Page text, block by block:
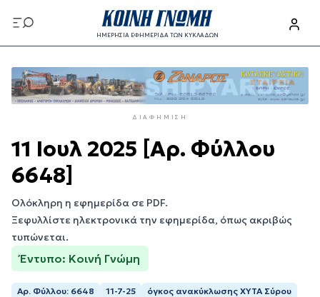
προς
το
περιεχόμενο
ΗΜΕΡΗΣΙΑ ΕΦΗΜΕΡΙΔΑ ΤΩΝ ΚΥΚΛΑΔΩΝ
προς
το
κυρίως
ΔΙΑΦΉΜΙΣΗ
11 Ιουλ 2025 [Αρ. Φύλλου
6648]
Ολόκληρη η εφημερίδα σε PDF.
Ξεφυλλίστε ηλεκτρονικά την εφημερίδα, όπως ακριβώς
τυπώνεται.
Έντυπο: Κοινή Γνώμη
Αρ. Φύλλου: 6648 11-7-25
όγκος ανακύκλωσης ΧΥΤΑ Σύρου